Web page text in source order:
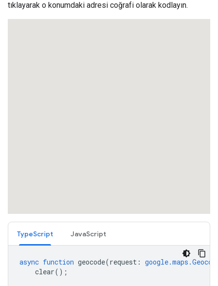
tıklayarak o konumdaki adresi coğrafi olarak kodlayın.
TypeScript JavaScript
async function geocode(request :
clear();